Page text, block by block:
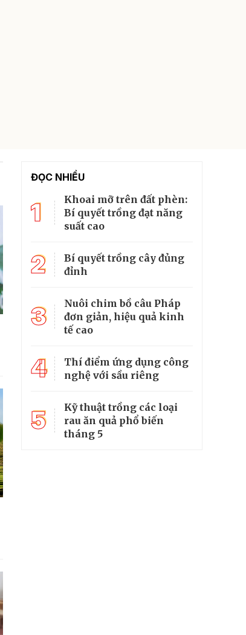
ĐỌC NHIỀU
1
Khoai mỡ trên đất phèn:
Bí quyết trồng đạt năng
suất cao
2
Bí quyết trồng cây đủng
đỉnh
3
Nuôi chim bồ câu Pháp
đơn giản, hiệu quả kinh
tế cao
4
Thí điểm ứng dụng công
nghệ với sầu riêng
5
Kỹ thuật trồng các loại
rau ăn quả phổ biến
tháng 5